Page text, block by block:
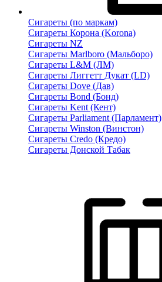
Сигареты (по маркам)
Сигареты Корона (Korona)
Сигареты NZ
Сигареты Marlboro (Мальборо)
Сигареты L&M (ЛМ)
Сигареты Лиггетт Дукат (LD)
Сигареты Dove (Дав)
Сигареты Bond (Бонд)
Сигареты Kent (Кент)
Сигареты Parliament (Парламент)
Сигареты Winston (Винстон)
Сигареты Credo (Кредо)
Сигареты Донской Табак